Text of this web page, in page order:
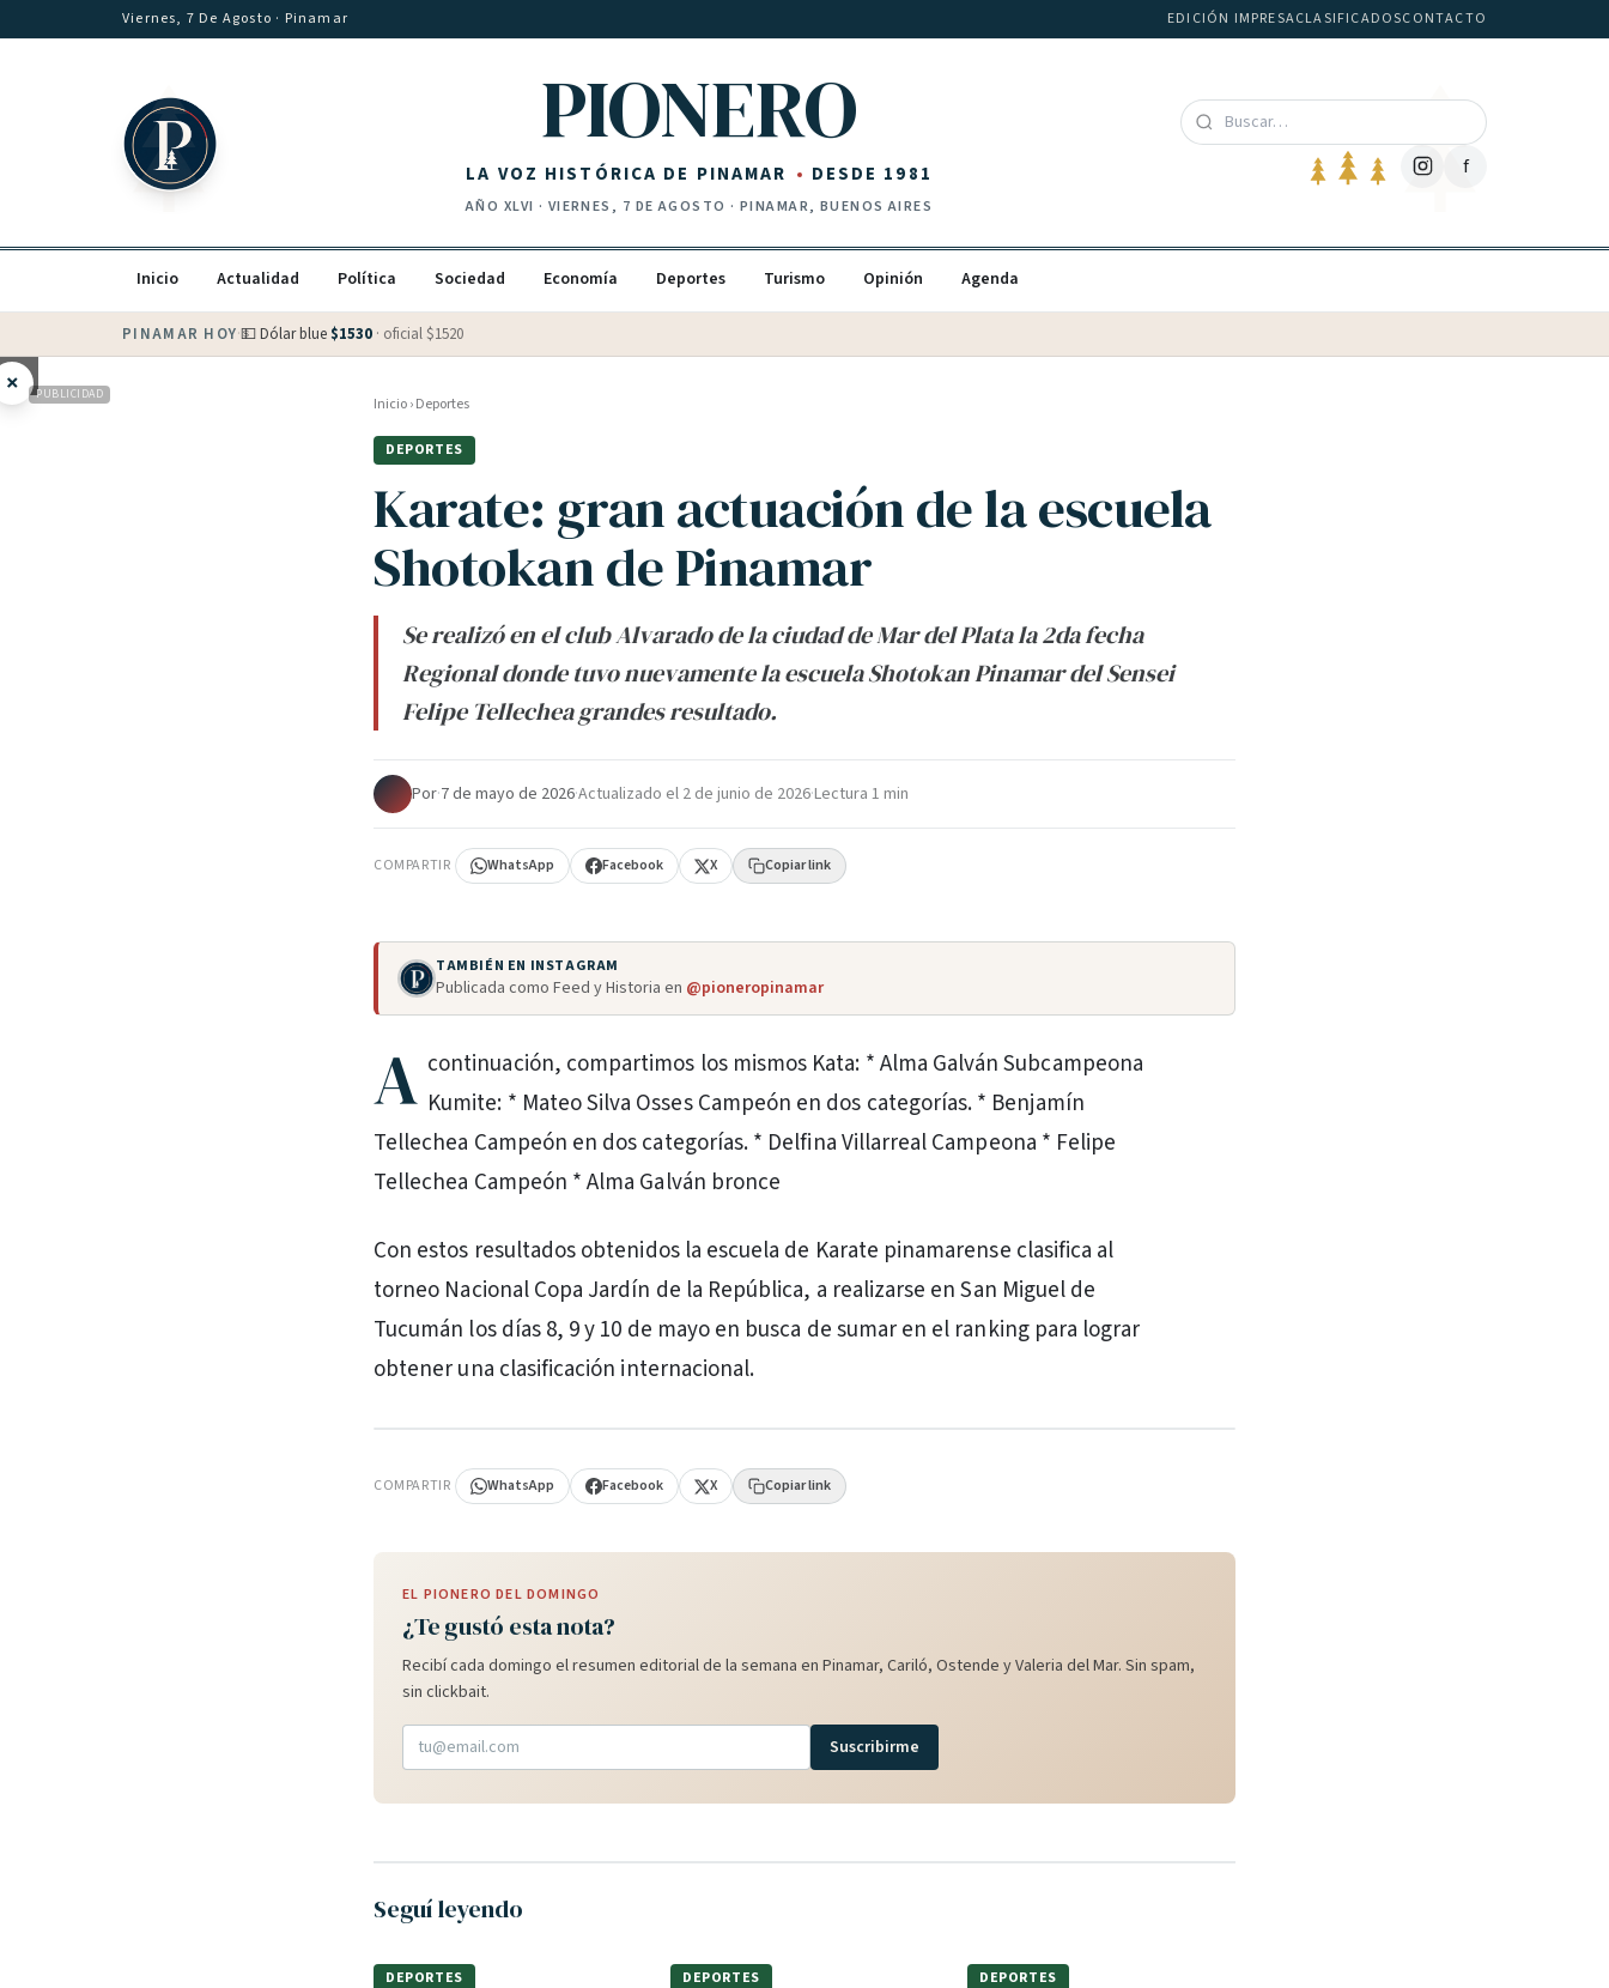
Saltar al contenidoViernes, 7 De Agosto · Pinamar EDICIÓN IMPRESACLASIFICADOSCONTACTO
PIONERO
LA VOZ HISTÓRICA DE PINAMAR DESDE 1981
AÑO XLVI · VIERNES, 7 DE AGOSTO · PINAMAR, BUENOS AIRES
f
Inicio Actualidad Política Sociedad Economía Deportes Turismo Opinión Agenda
PINAMAR HOY·💵 Dólar blue $1530 · oficial $1520
× PUBLICIDAD Inicio›Deportes
DEPORTES
Karate: gran actuación de la escuela
Shotokan de Pinamar
Se realizó en el club Alvarado de la ciudad de Mar del Plata la 2da fecha
Regional donde tuvo nuevamente la escuela Shotokan Pinamar del Sensei
Felipe Tellechea grandes resultado.
Por·7 de mayo de 2026·Actualizado el 2 de junio de 2026·Lectura 1 min
COMPARTIR WhatsApp Facebook X Copiar link
TAMBIÉN EN INSTAGRAM
Publicada como Feed y Historia en @pioneropinamar
A continuación, compartimos los mismos Kata: * Alma Galván Subcampeona
Kumite: * Mateo Silva Osses Campeón en dos categorías. * Benjamín
Tellechea Campeón en dos categorías. * Delfina Villarreal Campeona * Felipe
Tellechea Campeón * Alma Galván bronce
Con estos resultados obtenidos la escuela de Karate pinamarense clasifica al
torneo Nacional Copa Jardín de la República, a realizarse en San Miguel de
Tucumán los días 8, 9 y 10 de mayo en busca de sumar en el ranking para lograr
obtener una clasificación internacional.
COMPARTIR WhatsApp Facebook X Copiar link
EL PIONERO DEL DOMINGO
¿Te gustó esta nota?
Recibí cada domingo el resumen editorial de la semana en Pinamar, Cariló, Ostende y Valeria del Mar. Sin spam,
sin clickbait.
Suscribirme
Seguí leyendo
DEPORTES DEPORTES DEPORTES